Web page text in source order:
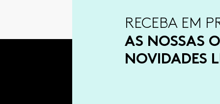
RECEBA EM
AS NOSSAS
NOVIDADES